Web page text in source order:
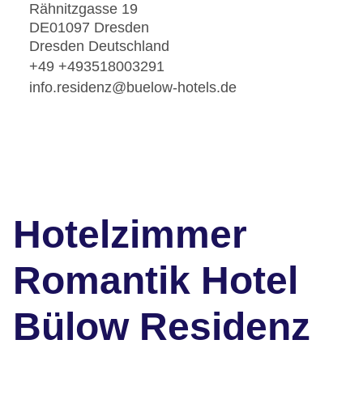
Rähnitzgasse 19
DE01097 Dresden
Dresden Deutschland
+49 +493518003291
info.residenz@buelow-hotels.de
Hotelzimmer
Romantik Hotel
Bülow Residenz